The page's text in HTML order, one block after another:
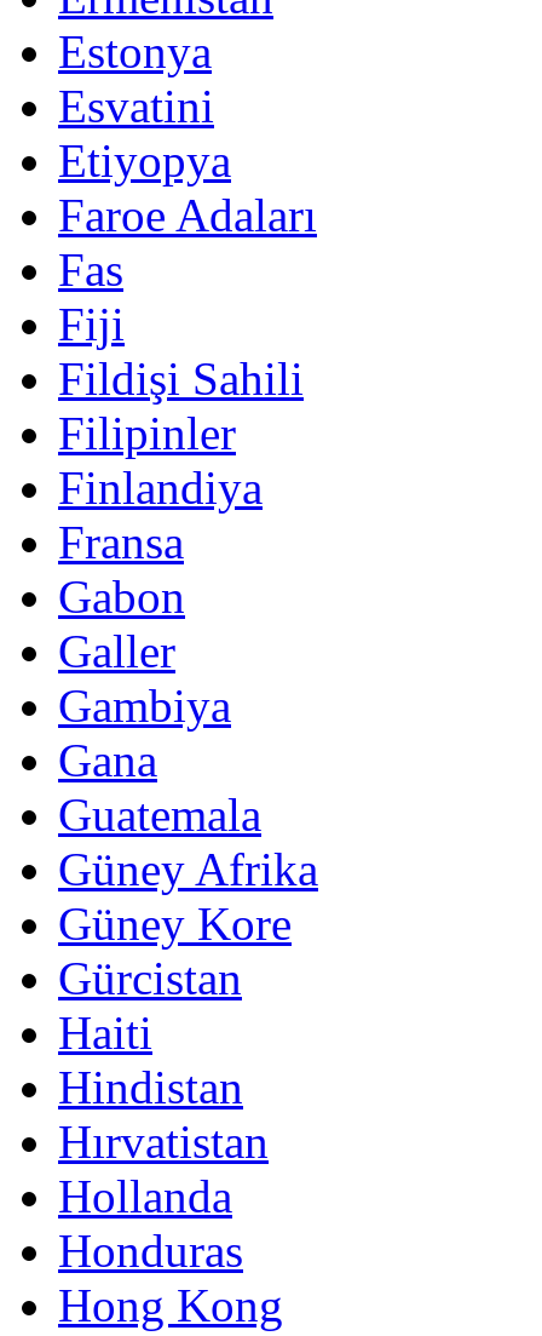
Estonya
Esvatini
Etiyopya
Faroe Adaları
Fas
Fiji
Fildişi Sahili
Filipinler
Finlandiya
Fransa
Gabon
Galler
Gambiya
Gana
Guatemala
Güney Afrika
Güney Kore
Gürcistan
Haiti
Hindistan
Hırvatistan
Hollanda
Honduras
Hong Kong